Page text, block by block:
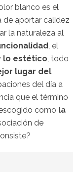
blanco es el
de aportar calidez
la naturaleza al
, el
lo estético, todo
lugar del
del día a
que el término
como la
de